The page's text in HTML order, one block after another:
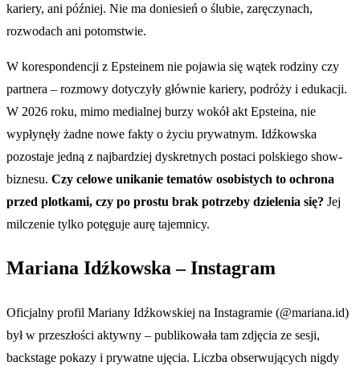
kariery, ani później. Nie ma doniesień o ślubie, zaręczynach,
rozwodach ani potomstwie.
W korespondencji z Epsteinem nie pojawia się wątek rodziny czy
partnera – rozmowy dotyczyły głównie kariery, podróży i edukacji.
W 2026 roku, mimo medialnej burzy wokół akt Epsteina, nie
wypłynęły żadne nowe fakty o życiu prywatnym. Idźkowska
pozostaje jedną z najbardziej dyskretnych postaci polskiego show-
biznesu. Czy celowe unikanie tematów osobistych to ochrona
przed plotkami, czy po prostu brak potrzeby dzielenia się? Jej
milczenie tylko potęguje aurę tajemnicy.
Mariana Idźkowska – Instagram
Oficjalny profil Mariany Idźkowskiej na Instagramie (@mariana.id)
był w przeszłości aktywny – publikowała tam zdjęcia ze sesji,
backstage pokazy i prywatne ujęcia. Liczba obserwujących nigdy